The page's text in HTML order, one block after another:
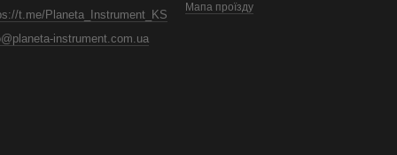
t.me/Planeta_Instrument_KS
instrument.com.ua
Мапа проїзду